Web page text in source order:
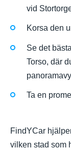
vid
Korsa den
Se det
Torso, där
Ta en
FindYCar
vilken stad som